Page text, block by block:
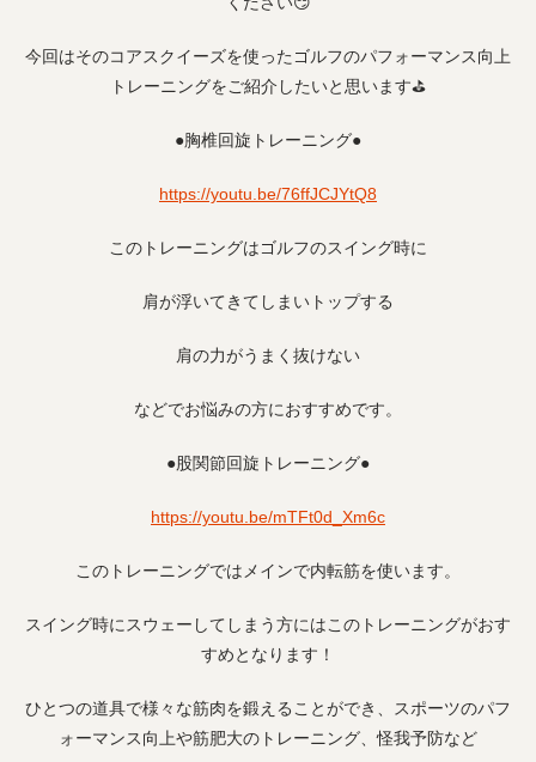
今回はそのコアスクイーズを使ったゴルフのパフォーマンス向上
トレーニングをご紹介したいと思います⛳️
●胸椎回旋トレーニング●
https://youtu.be/76ffJCJYtQ8
このトレーニングはゴルフのスイング時に
肩が浮いてきてしまいトップする
肩の力がうまく抜けない
などでお悩みの方におすすめです。
●股関節回旋トレーニング●
https://youtu.be/mTFt0d_Xm6c
このトレーニングではメインで内転筋を使います。
スイング時にスウェーしてしまう方にはこのトレーニングがおす
すめとなります！
ひとつの道具で様々な筋肉を鍛えることができ、スポーツのパフ
ォーマンス向上や筋肥大のトレーニング、怪我予防など